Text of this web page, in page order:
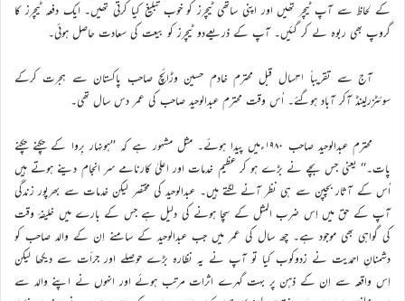
کے لحاظ سے آپ ٹیچر تھیں اور اپنی ساتھی ٹیچرز کو خوب تبلیغ کیا کرتی تھیں۔ ایک دفعہ ٹیچرز کا
گروپ بھی ربوہ لے کر گئیں۔ آپ کے ذریعےدو ٹیچرز کو بیعت کی سعادت حاصل ہوئی۔
آج سے تقریباً ۳۱سال قبل محترم خادم حسین وڑائچ صاحب پاکستان سے ہجرت کرکے
سوئٹزرلینڈ آکر آباد ہوگئے۔ اُس وقت محترم عبدالوحید صاحب کی عمر دس سال تھی۔
محترم عبدالوحید صاحب ۱۹۸۰ءمیں پیدا ہوئے۔ مثل مشہور ہے کہ ’’ہونہار بِروا کے چکنے چکنے
پات۔‘‘ یعنی جس بچے نے بڑے ہو کر عظیم خدمات اور اعلیٰ کارنامے سر انجام دینے ہوتے ہیں
اُس کے آثار بچپن سے ہی نظر آنے لگتے ہیں۔ عبدالوحید کی مختصر لیکن خدمات سے بھرپور زندگی
آپ کے حق میں اِس ضرب المثل کے سچا ہونے کی دلیل ہے جس کے بارے میں خلیفۂ وقت
کی گواہی بھی موجود ہے۔ چھ سال کی عمر میں جب عبدالوحید کے سامنے اِن کے والد صاحب کو
دشمنانِ احمدیت نے زدوکوب کیا تو آپ نے یہ نظارہ بڑے حوصلے اور جرأت سے دیکھا لیکن
اِس واقعہ سے اِن کے ذہن پر بہت گہرے اثرات مرتب ہوئے اور انہوں نے اپنے والد سے